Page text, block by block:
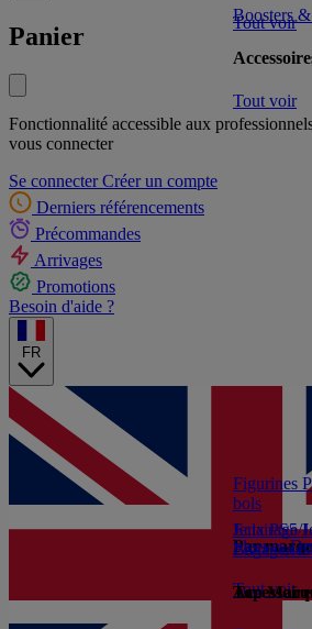
Panier
Fonctionnalité accessible aux
vous connecter
Se connecter Créer un compte
Derniers référencements
Précommandes
Arrivages
Promotions
Besoin d'aide ?
FR
Figurines
bols
Par
Tout voir
Jeux PS5
Livres et
Tout voir
Boosters
Tout voir
Sleeves
Top